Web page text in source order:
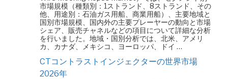
市場規模（種類別：1ストランド、8ストランド、その
他、用途別：石油ガス用船、商業用船）、主要地域と
国別市場規模、国内外の主要プレーヤーの動向と市場
シェア、販売チャネルなどの項目について詳細な分析
を行いました。地域・国別分析では、北米、アメリ
カ、カナダ、メキシコ、ヨーロッパ、ドイ …
CTコントラストインジェクターの世界市場
2026年